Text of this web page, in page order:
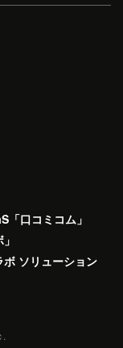
「口コミコム」
ソリューション